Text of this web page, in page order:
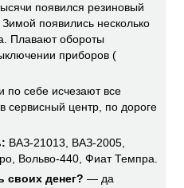
появился резиновый
появились несколько
Плавают обороты
приборов (
по себе исчезают все
сервисный центр, по дороге
ВАЗ-21013, ВАЗ-2005,
Вольво-440, Фиат Темпра.
своих денег? — да